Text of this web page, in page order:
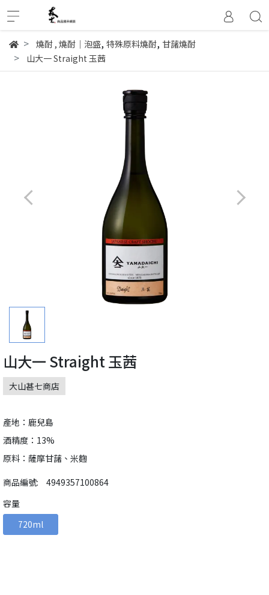
燒酎, 燒酎│泡盛, 特殊原料燒酎, 甘藷燒酎
山大一 Straight 玉茜
山大一 Straight 玉茜
大山甚七商店
產地：鹿兒島
酒精度：13%
原料：薩摩甘藷、米麴
商品編號:
4949357100864
容量
720ml